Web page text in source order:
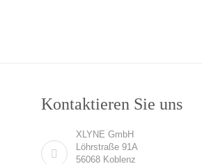
Kontaktieren Sie uns
XLYNE GmbH
Löhrstraße 91A
56068 Koblenz